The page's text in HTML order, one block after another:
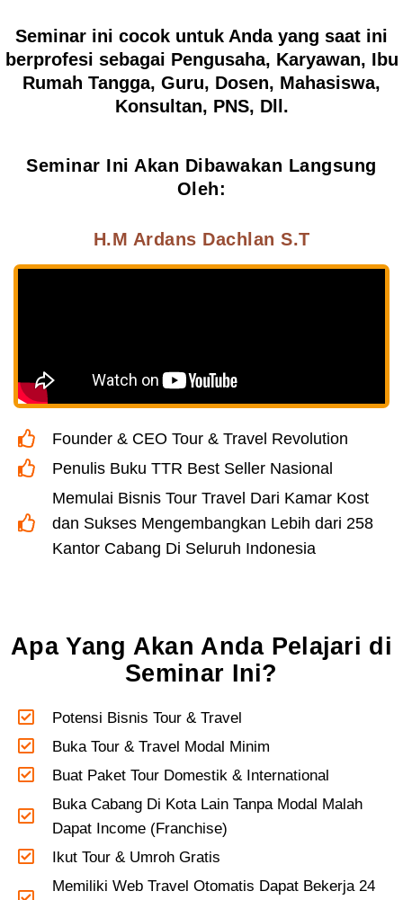
Seminar ini cocok untuk Anda yang saat ini
berprofesi sebagai Pengusaha, Karyawan, Ibu
Rumah Tangga, Guru, Dosen, Mahasiswa,
Konsultan, PNS, Dll.
Seminar Ini Akan Dibawakan Langsung
Oleh:
H.M Ardans Dachlan S.T
Founder & CEO Tour & Travel Revolution
Penulis Buku TTR Best Seller Nasional
Memulai Bisnis Tour Travel Dari Kamar Kost
dan Sukses Mengembangkan Lebih dari 258
Kantor Cabang Di Seluruh Indonesia
Apa Yang Akan Anda Pelajari di
Seminar Ini?
Potensi Bisnis Tour & Travel
Buka Tour & Travel Modal Minim
Buat Paket Tour Domestik & International
Buka Cabang Di Kota Lain Tanpa Modal Malah
Dapat Income (Franchise)
Ikut Tour & Umroh Gratis
Memiliki Web Travel Otomatis Dapat Bekerja 24